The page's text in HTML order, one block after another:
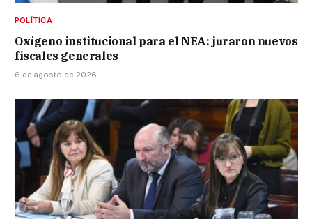
POLÍTICA
Oxígeno institucional para el NEA: juraron nuevos
fiscales generales
6 de agosto de 2026